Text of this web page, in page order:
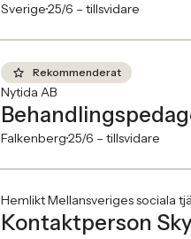
Sverige25/6 – tillsvidare
Rekommenderat
Nytida AB
Falkenberg25/6 – tillsvidare
Hemlikt Mellansveriges sociala
Kontaktperson